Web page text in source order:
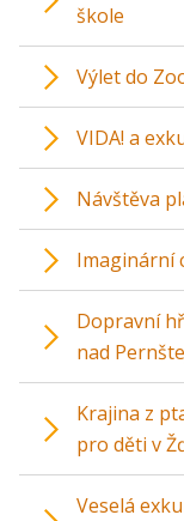
škole
Výlet do
VIDA! a
Návštěva
Imaginární
Dopravní
nad
Krajina z
pro děti v
Veselá